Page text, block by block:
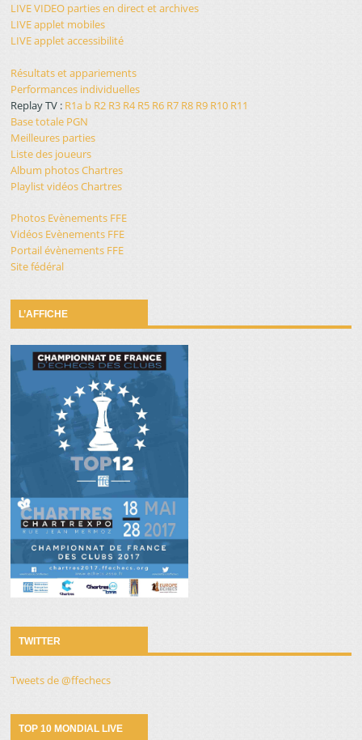
LIVE VIDEO parties en direct et archives
LIVE applet mobiles
LIVE applet accessibilité
Résultats et appariements
Performances individuelles
Replay TV : R1a b R2 R3 R4 R5 R6 R7 R8 R9 R10 R11
Base totale PGN
Meilleures parties
Liste des joueurs
Album photos Chartres
Playlist vidéos Chartres
Photos Evènements FFE
Vidéos Evènements FFE
Portail évènements FFE
Site fédéral
L’AFFICHE
TWITTER
Tweets de @ffechecs
TOP 10 MONDIAL LIVE